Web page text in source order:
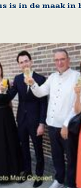
is in de maak in